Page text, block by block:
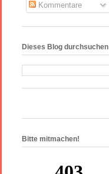
Kommentare
Dieses Blog durchsuchen
Bitte mitmachen!